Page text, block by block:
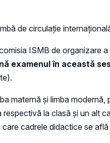
de circulație
ISMB de organizare a
examenul în această
maternă şi limba
la clasă și un alt
cadrele didactice se